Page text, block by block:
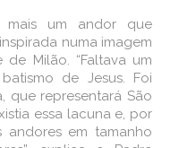
mais um andor que
numa imagem
Milão. “Faltava um
de Jesus. Foi
que representará São
essa lacuna e, por
em tamanho